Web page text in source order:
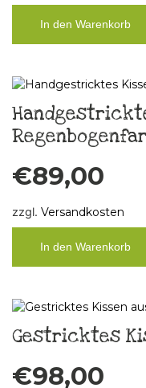
In den Warenkorb
€89,00
zzgl. Versandkosten
In den Warenkorb
Gestricktes
€98,00